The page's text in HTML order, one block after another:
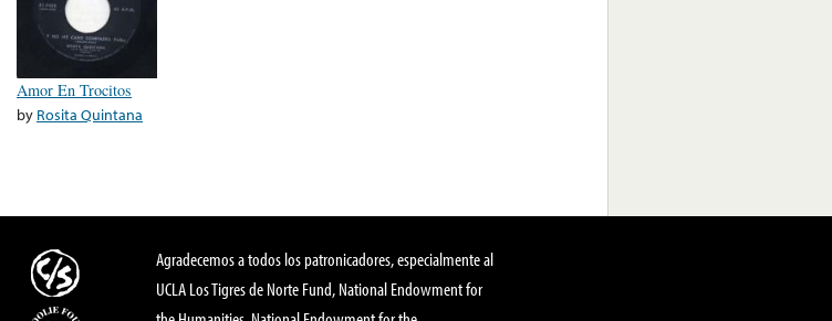
Amor En Trocitos
by Rosita Quintana
Agradecemos a todos los patronicadores, especialmente al
UCLA Los Tigres de Norte Fund, National Endowment for